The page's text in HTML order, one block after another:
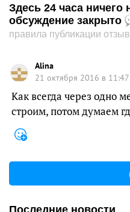
Здесь 24 часа ничего
обсуждение закрыто
правила публикации
Alina
21 октября 2016 в 11:47
Как всегда через одно
строим, потом думаем
Последние новости